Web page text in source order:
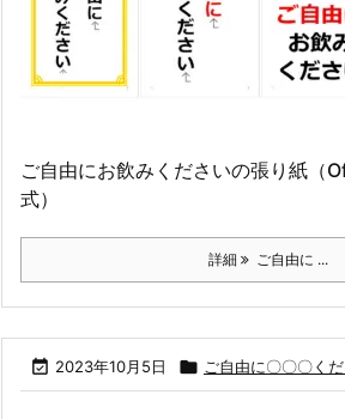
ご自由にお飲みくださいの張り紙（
式）
詳細 ご自由に ...
 2023年10月5日  ご自由に〇〇〇く